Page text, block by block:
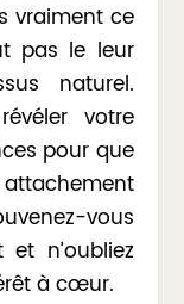
vraiment ce
pas le leur
naturel.
votre
pour que
vous
n’oubliez
à cœur.